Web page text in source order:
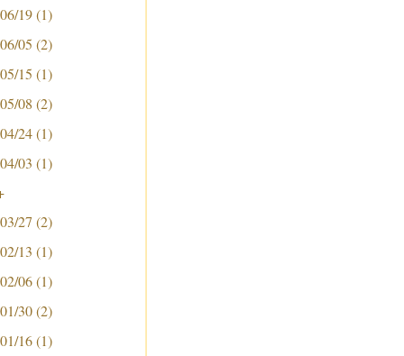
19 (1)
05 (2)
15 (1)
08 (2)
24 (1)
03 (1)
27 (2)
13 (1)
06 (1)
30 (2)
16 (1)